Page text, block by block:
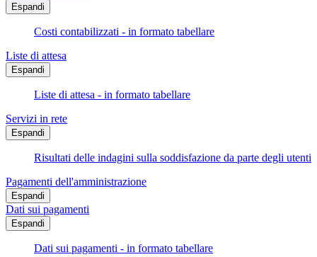
Espandi
Costi contabilizzati - in formato tabellare
Liste di attesa
Espandi
Liste di attesa - in formato tabellare
Servizi in rete
Espandi
Risultati delle indagini sulla soddisfazione da parte degli utenti
Pagamenti dell'amministrazione
Espandi
Dati sui pagamenti
Espandi
Dati sui pagamenti - in formato tabellare